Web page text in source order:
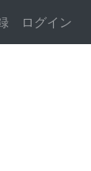
ログイン